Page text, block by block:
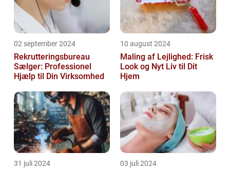
02 september 2024
Rekrutteringsbureau
Sælger: Professionel
Hjælp til Din Virksomhed
10 august 2024
Maling af Lejlighed: Frisk
Look og Nyt Liv til Dit
Hjem
31 juli 2024 03 juli 2024